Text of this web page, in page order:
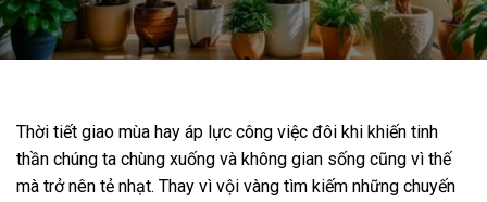
Thời tiết giao mùa hay áp lực công việc đôi khi khiến tinh
thần chúng ta chùng xuống và không gian sống cũng vì thế
mà trở nên tẻ nhạt. Thay vì vội vàng tìm kiếm những chuyến